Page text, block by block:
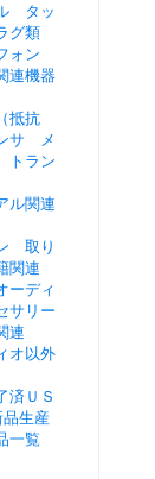
タッ
グ類
ォン
連機器
抵抗
サ メ
トラン
ル関連
取り
関連
ーディ
サリー
連
オ以外
済ＵＳ
品生産
一覧